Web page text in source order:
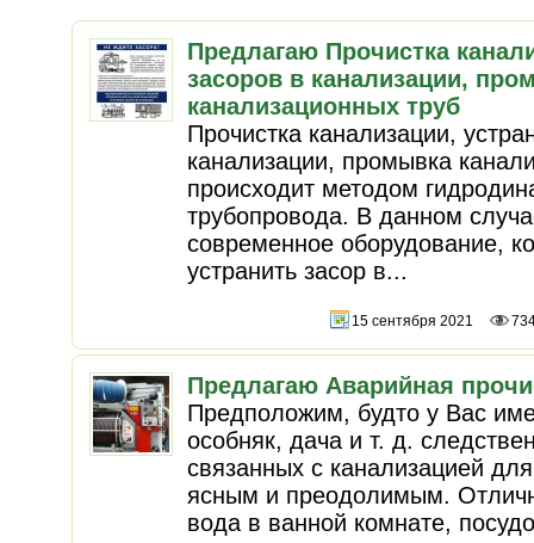
Предлагаю Прочистка
засоров в канализации,
канализационных труб
Прочистка канализации,
канализации, промывка
происходит методом
трубопровода. В данном
современное оборудование,
устранить засор в...
15 сентября 2021
Предлагаю Аварийная
Предположим, будто у Вас
особняк, дача и т. д.
связанных с канализацией
ясным и преодолимым.
вода в ванной комнате,